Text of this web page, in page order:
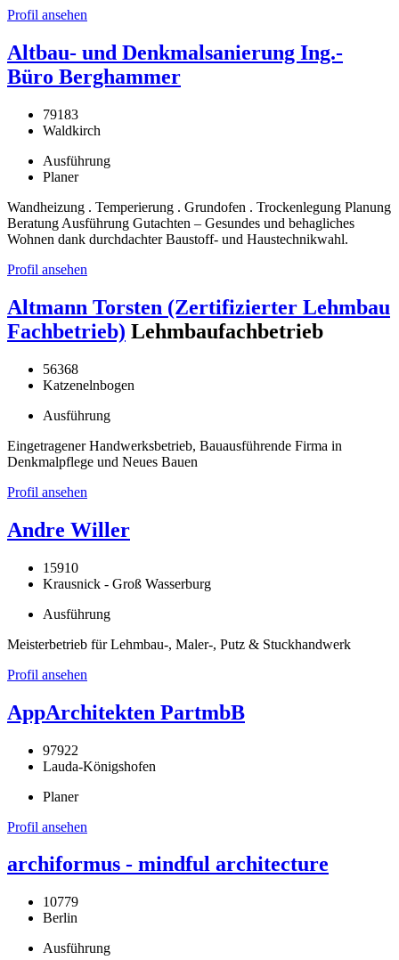
Profil ansehen
Altbau- und Denkmalsanierung Ing.-
Büro Berghammer
79183
Waldkirch
Ausführung
Planer
Wandheizung . Temperierung . Grundofen . Trockenlegung Planung
Beratung Ausführung Gutachten – Gesundes und behagliches
Wohnen dank durchdachter Baustoff- und Haustechnikwahl.
Profil ansehen
Altmann Torsten (Zertifizierter Lehmbau
Fachbetrieb) Lehmbaufachbetrieb
56368
Katzenelnbogen
Ausführung
Eingetragener Handwerksbetrieb, Bauausführende Firma in
Denkmalpflege und Neues Bauen
Profil ansehen
Andre Willer
15910
Krausnick - Groß Wasserburg
Ausführung
Meisterbetrieb für Lehmbau-, Maler-, Putz & Stuckhandwerk
Profil ansehen
AppArchitekten PartmbB
97922
Lauda-Königshofen
Planer
Profil ansehen
archiformus - mindful architecture
10779
Berlin
Ausführung